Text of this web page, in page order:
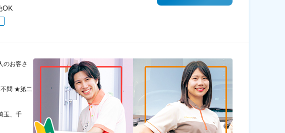
OK
のお客さ
問 ★第二
玉、千